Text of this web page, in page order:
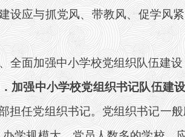
设应与抓党风、带教风、促学风
全面加强中小学校党组织队伍建设
．加强中小学校党组织书记队伍建
担任党组织书记。党组织书记一